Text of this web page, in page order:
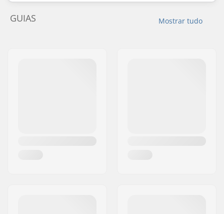
Mostrar tudo
GUIAS